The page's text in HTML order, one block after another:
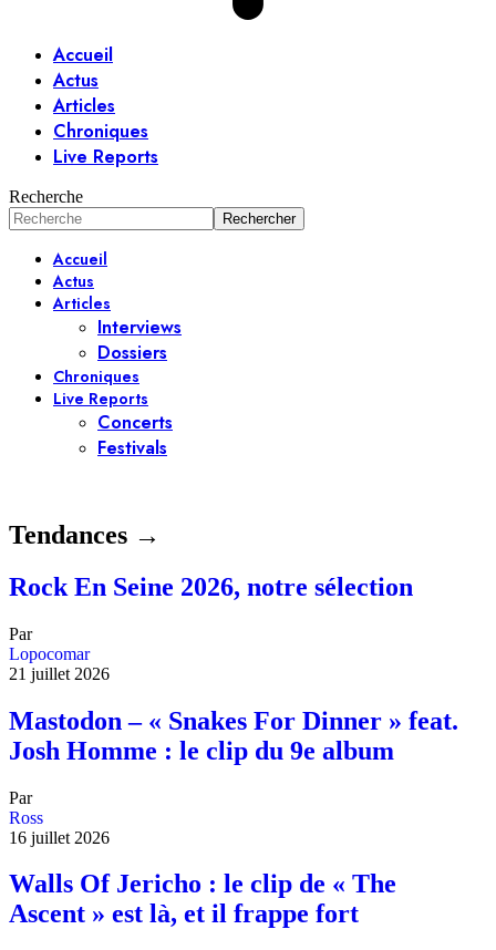
Accueil
Actus
Articles
Chroniques
Live Reports
Recherche
Accueil
Actus
Articles
Interviews
Dossiers
Chroniques
Live Reports
Concerts
Festivals
Tendances →
Rock En Seine 2026, notre sélection
Par
Lopocomar
21 juillet 2026
Mastodon – « Snakes For Dinner » feat.
Josh Homme : le clip du 9e album
Par
Ross
16 juillet 2026
Walls Of Jericho : le clip de « The
Ascent » est là, et il frappe fort